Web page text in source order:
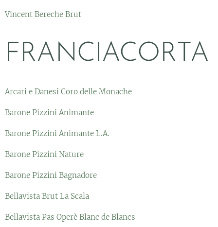
Vincent Bereche Brut
FRANCIACORTA
Arcari e Danesi Coro delle Monache
Barone Pizzini Animante
Barone Pizzini Animante L.A.
Barone Pizzini Nature
Barone Pizzini Bagnadore
Bellavista Brut La Scala
Bellavista Pas Operè Blanc de Blancs